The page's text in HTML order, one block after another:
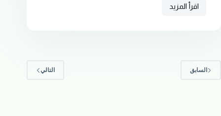
اقرأ المزيد
السابق التالي